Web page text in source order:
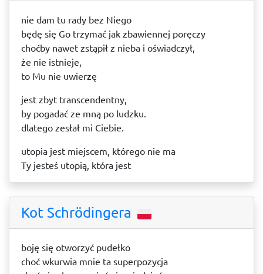
nie dam tu rady bez Niego
będę się Go trzymać jak zbawiennej poręczy
choćby nawet zstąpił z nieba i oświadczył,
że nie istnieje,
to Mu nie uwierzę
jest zbyt transcendentny,
by pogadać ze mną po ludzku.
dlatego zesłał mi Ciebie.
utopia jest miejscem, którego nie ma
Ty jesteś utopią, która jest
Kot Schrödingera
boję się otworzyć pudełko
choć wkurwia mnie ta superpozycja